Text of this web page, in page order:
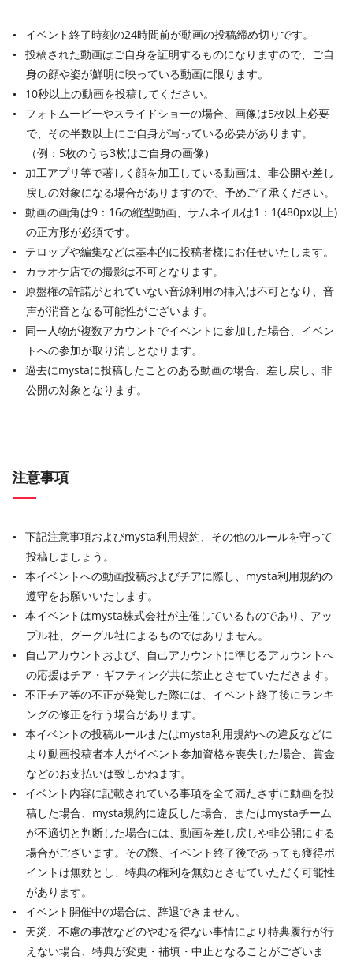
イベント終了時刻の24時間前が動画の投稿締め切りです。
投稿された動画はご自身を証明するものになりますので、ご自
身の顔や姿が鮮明に映っている動画に限ります。
10秒以上の動画を投稿してください。
フォトムービーやスライドショーの場合、画像は5枚以上必要
で、その半数以上にご自身が写っている必要があります。
（例：5枚のうち3枚はご自身の画像）
加工アプリ等で著しく顔を加工している動画は、非公開や差し
戻しの対象になる場合がありますので、予めご了承ください。
動画の画角は9：16の縦型動画、サムネイルは1：1(480px以上)
の正方形が必須です。
テロップや編集などは基本的に投稿者様にお任せいたします。
カラオケ店での撮影は不可となります。
原盤権の許諾がとれていない音源利用の挿入は不可となり、音
声が消音となる可能性がございます。
同一人物が複数アカウントでイベントに参加した場合、イベン
トへの参加が取り消しとなります。
過去にmystaに投稿したことのある動画の場合、差し戻し、非
公開の対象となります。
注意事項
下記注意事項およびmysta利用規約、その他のルールを守って
投稿しましょう。
本イベントへの動画投稿およびチアに際し、mysta利用規約の
遵守をお願いいたします。
本イベントはmysta株式会社が主催しているものであり、アッ
プル社、グーグル社によるものではありません。
自己アカウントおよび、自己アカウントに準じるアカウントへ
の応援はチア・ギフティング共に禁止とさせていただきます。
不正チア等の不正が発覚した際には、イベント終了後にランキ
ングの修正を行う場合があります。
本イベントの投稿ルールまたはmysta利用規約への違反などに
より動画投稿者本人がイベント参加資格を喪失した場合、賞金
などのお支払いは致しかねます。
イベント内容に記載されている事項を全て満たさずに動画を投
稿した場合、mysta規約に違反した場合、またはmystaチーム
が不適切と判断した場合には、動画を差し戻しや非公開にする
場合がございます。その際、イベント終了後であっても獲得ポ
イントは無効とし、特典の権利を無効とさせていただく可能性
があります。
イベント開催中の場合は、辞退できません。
天災、不慮の事故などのやむを得ない事情により特典履行が行
えない場合、特典が変更・補填・中止となることがございま